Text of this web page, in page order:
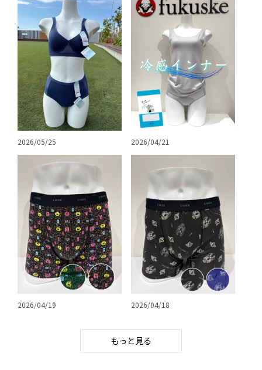
2026/05/25 2026/04/21
2026/04/19 2026/04/18
もっと見る